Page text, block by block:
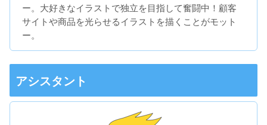
ー。大好きなイラストで独立を目指して奮闘中！顧客
サイトや商品を光らせるイラストを描くことがモット
ー。
アシスタント